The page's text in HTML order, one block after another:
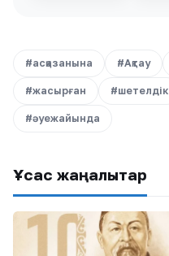
#асқазанына #Ақтау
#жасырған #шетелдік
#әуежайында
Ұқсас жаңалықтар